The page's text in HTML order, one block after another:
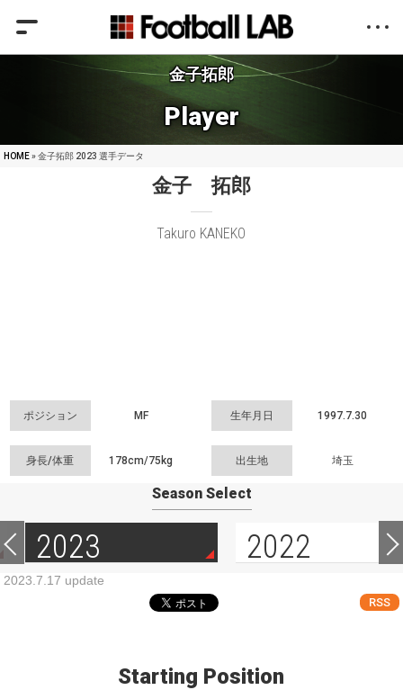
金子拓郎
Player
HOME» 金子拓郎 2023 選手データ
金子 拓郎
Takuro KANEKO
ポジション MF 生年月日 1997.7.30
身長/体重 178cm/75kg 出生地 埼玉
Season Select
2023 2022
2023.7.17 update
RSS
Starting Position